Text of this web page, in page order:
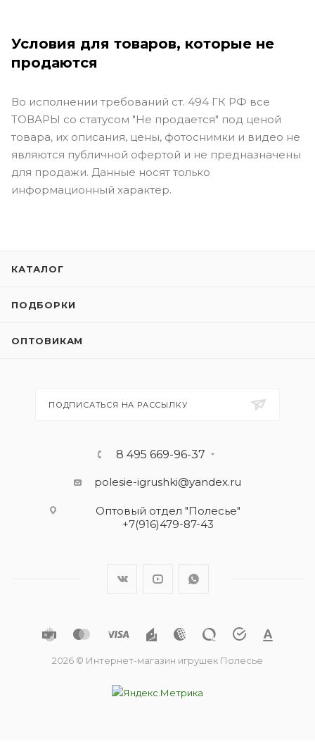
Условия для товаров, которые не
продаются
Во исполнении требований ст. 494 ГК РФ все
ТОВАРЫ со статусом "Не продается" под ценой
товара, их описания, цены, фотоснимки и видео не
являются публичной офертой и не предназначены
для продажи. Данные носят только
информационный характер.
КАТАЛОГ
ПОДБОРКИ
ОПТОВИКАМ
ПОДПИСАТЬСЯ НА РАССЫЛКУ
8 495 669-96-37
polesie-igrushki@yandex.ru
Оптовый отдел "Полесье"
+7(916)479-87-43
2026 © Интернет-магазин игрушек Полесье